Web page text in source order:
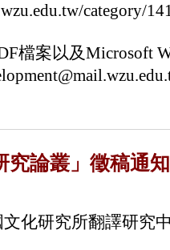
category/
檔案以及Microsoft
究論叢」徵稿通知
化研究所翻譯研究